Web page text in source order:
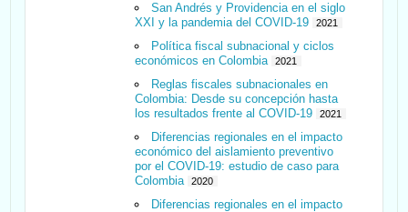
San Andrés y Providencia en el siglo
XXI y la pandemia del COVID-19
2021
Política fiscal subnacional y ciclos
económicos en Colombia
2021
Reglas fiscales subnacionales en
Colombia: Desde su concepción hasta
los resultados frente al COVID-19
2021
Diferencias regionales en el impacto
económico del aislamiento preventivo
por el COVID-19: estudio de caso para
Colombia
2020
Diferencias regionales en el impacto